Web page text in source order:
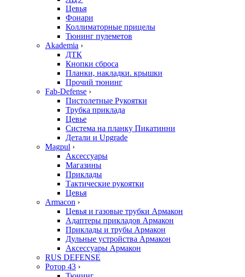
Цевья
Фонари
Коллиматорные прицелы
Тюнинг пулеметов
Akademia ›
ДТК
Кнопки сброса
Планки, накладки. крышки
Прочий тюнинг
Fab-Defense ›
Пистолетные Рукоятки
Трубка приклада
Цевье
Система на планку Пикатинни
Детали и Upgrade
Magpul ›
Аксессуары
Магазины
Приклады
Тактические рукоятки
Цевья
Armacon ›
Цевья и газовые трубки Армакон
Адаптеры прикладов Армакон
Приклады и трубы Армакон
Дульные устройства Армакон
Аксессуары Армакон
RUS DEFENSE
Ротор 43 ›